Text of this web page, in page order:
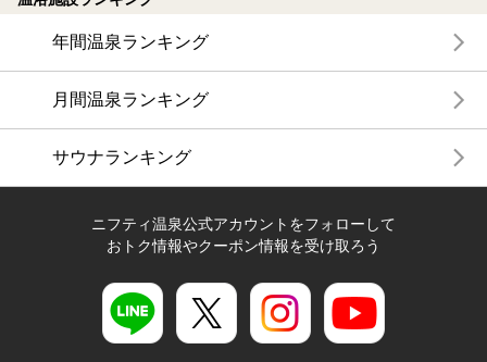
年間温泉ランキング
月間温泉ランキング
サウナランキング
ニフティ温泉公式アカウントをフォローして
おトク情報やクーポン情報を受け取ろう